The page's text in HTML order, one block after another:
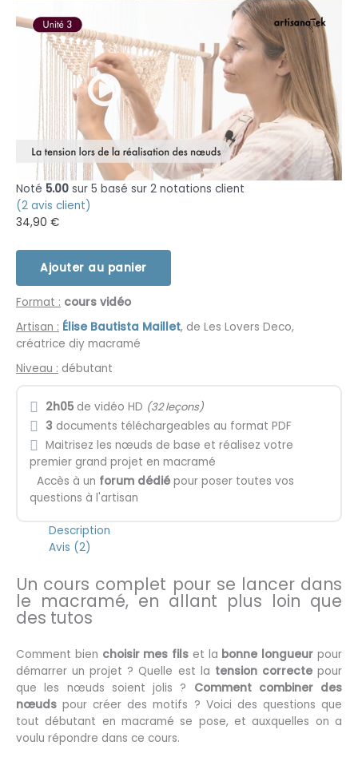
Noté 5.00 sur 5 basé sur 2 notations client
(2 avis client)
34,90 €
Ajouter au panier
Format : cours vidéo
Artisan : Élise Bautista Maillet, de Les Lovers Deco,
créatrice diy macramé
Niveau : débutant
2h05 de vidéo HD (32 leçons)
3 documents téléchargeables au format PDF
Maitrisez les nœuds de base et réalisez votre
premier grand projet en macramé
Accès à un forum dédié pour poser toutes vos
questions à l'artisan
Description
Avis (2)
Un cours complet pour se lancer dans
le macramé, en allant plus loin que
des tutos
Comment bien choisir mes fils et la bonne longueur pour
démarrer un projet ? Quelle est la tension correctepour
que les nœuds soient jolis ? Comment combiner des
nœuds pour créer des motifs ? Voici des questions que
tout débutant en macramé se pose, et auxquelles on a
voulu répondre dans ce cours.